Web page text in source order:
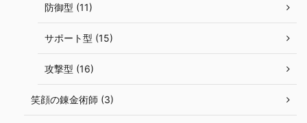
防御型 (11)
サポート型 (15)
攻撃型 (16)
笑顔の錬金術師 (3)